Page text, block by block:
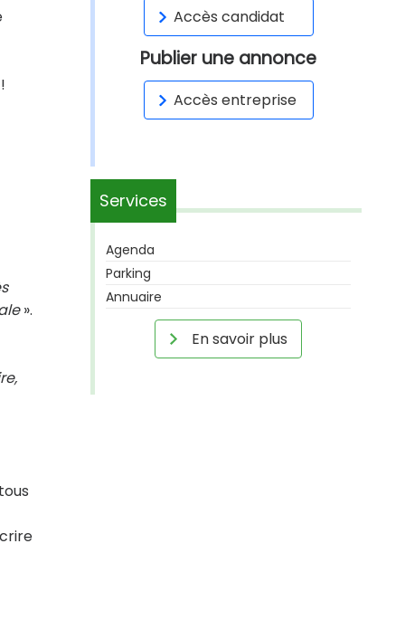
».
Accès candidat
Publier une annonce
Accès entreprise
Services
Agenda
Parking
Annuaire
En savoir plus